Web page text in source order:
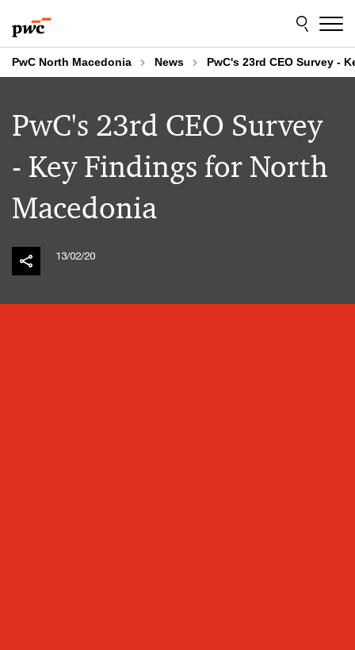
to
content
to
footer
PwC North Macedonia News PwC's 23rd CEO Survey -
PwC's 23rd CEO Survey
- Key Findings for North
Macedonia
13/02/20